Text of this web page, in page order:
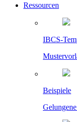
Ressourcen
IBCS-
Beispiele